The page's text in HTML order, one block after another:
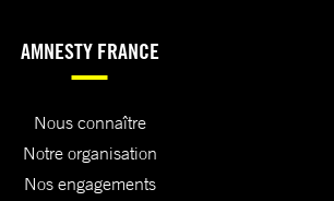
AMNESTY FRANCE
Nous connaître
Notre organisation
Nos engagements